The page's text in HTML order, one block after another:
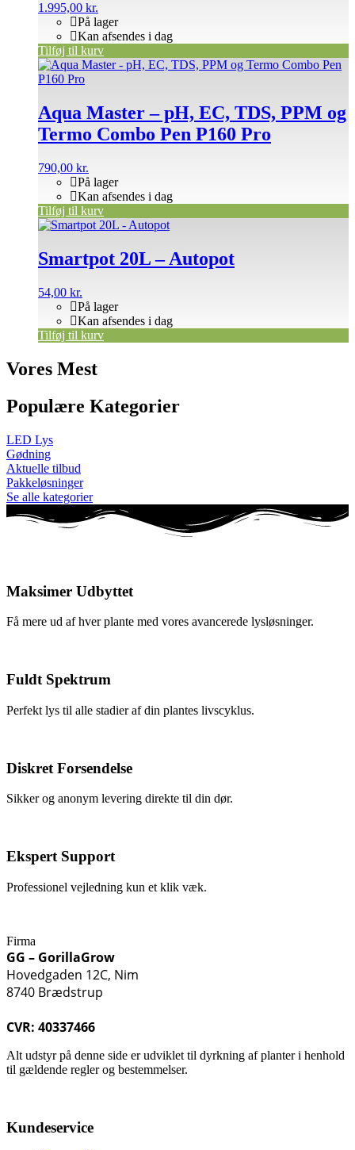
1.995,00 kr.
På lager
Kan afsendes i dag
Tilføj til kurv
Aqua Master – pH, EC, TDS, PPM og
Termo Combo Pen P160 Pro
790,00 kr.
På lager
Kan afsendes i dag
Tilføj til kurv
Smartpot 20L – Autopot
54,00 kr.
På lager
Kan afsendes i dag
Tilføj til kurv
Vores Mest
Populære Kategorier
LED Lys
Gødning
Aktuelle tilbud
Pakkeløsninger
Se alle kategorier
Maksimer Udbyttet
Få mere ud af hver plante med vores avancerede lysløsninger.
Fuldt Spektrum
Perfekt lys til alle stadier af din plantes livscyklus.
Diskret Forsendelse
Sikker og anonym levering direkte til din dør.
Ekspert Support
Professionel vejledning kun et klik væk.
Firma
GG – GorillaGrow
Hovedgaden 12C, Nim
8740 Brædstrup
CVR: 40337466
Alt udstyr på denne side er udviklet til dyrkning af planter i henhold
til gældende regler og bestemmelser.
Kundeservice